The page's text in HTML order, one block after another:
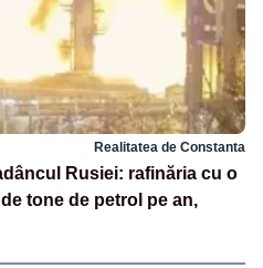
Realitatea de Constanta
Rusiei: rafinăria cu o
tone de petrol pe an,